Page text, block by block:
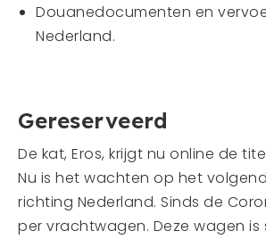
Douanedocumenten en
Nederland.
Gereserveerd
De kat, Eros, krijgt nu online de
Nu is het wachten op het
richting Nederland. Sinds de
per vrachtwagen. Deze wagen is